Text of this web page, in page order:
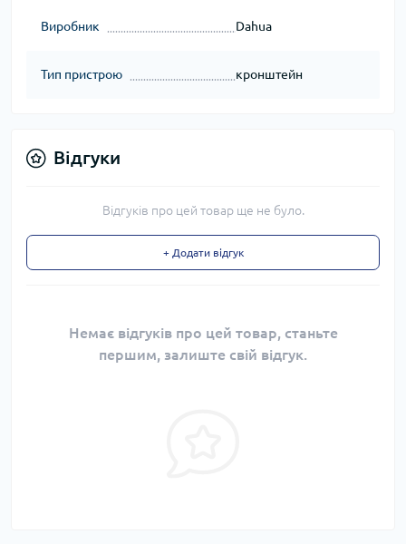
Виробник Dahua
Тип пристрою кронштейн
Відгуки
Відгуків про цей товар ще не було.
+ Додати відгук
Немає відгуків про цей товар, станьте
першим, залиште свій відгук.